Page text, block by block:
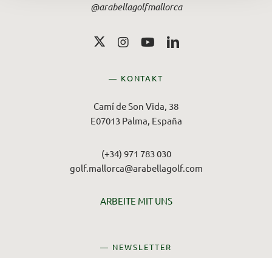
@arabellagolfmallorca
— KONTAKT
Camí de Son Vida, 38
E07013 Palma, España
(+34) 971 783 030
golf.mallorca@arabellagolf.com
ARBEITE MIT UNS
— NEWSLETTER